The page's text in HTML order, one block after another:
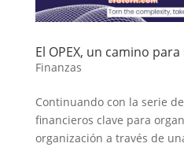
El OPEX, un camino
Finanzas
Continuando con la serie
financieros clave para
organización a través de